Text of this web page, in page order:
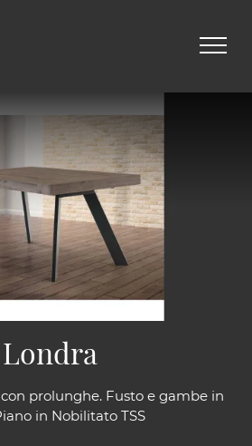
prolunghe. Fusto e gambe in
in Nobilitato TSS
Londra